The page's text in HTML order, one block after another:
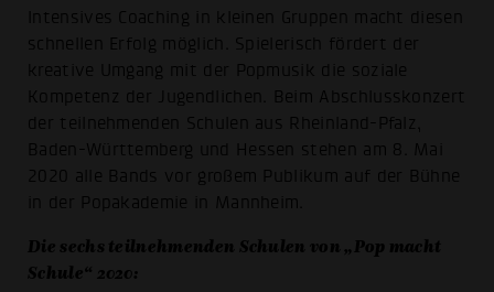
Intensives Coaching in kleinen Gruppen macht diesen
schnellen Erfolg möglich. Spielerisch fördert der
kreative Umgang mit der Popmusik die soziale
Kompetenz der Jugendlichen. Beim Abschlusskonzert
der teilnehmenden Schulen aus Rheinland-Pfalz,
Baden-Württemberg und Hessen stehen am 8. Mai
2020 alle Bands vor großem Publikum auf der Bühne
in der Popakademie in Mannheim.
Die sechs teilnehmenden Schulen von „Pop macht
Schule“ 2020: